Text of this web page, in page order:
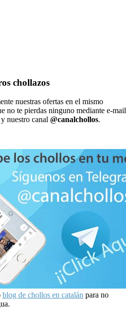
chollazos
nuestras ofertas en el mismo
no te pierdas ninguno mediante e-mail
y nuestro canal @canalchollos.
blog de chollos en catalán para no